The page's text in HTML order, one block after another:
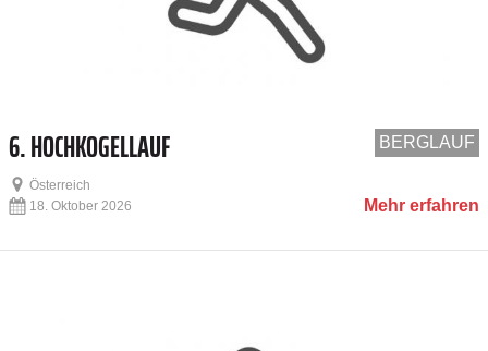
BERGLAUF
6. HOCHKOGELLAUF
Österreich
Mehr erfahren
18. Oktober 2026